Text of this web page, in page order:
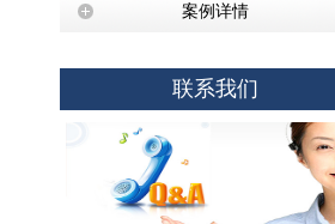
案例详情
联系我们